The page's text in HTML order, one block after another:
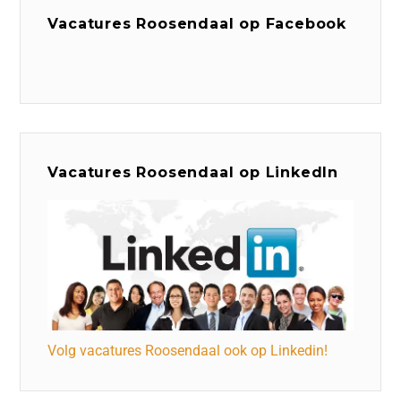
Vacatures Roosendaal op Facebook
Vacatures Roosendaal op LinkedIn
Volg vacatures Roosendaal ook op Linkedin!